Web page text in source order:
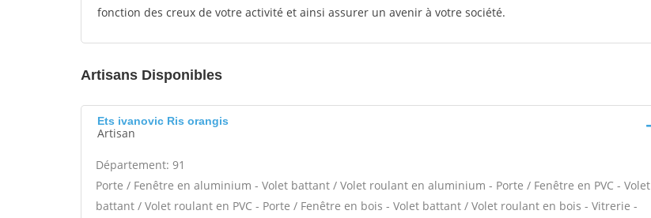
fonction des creux de votre activité et ainsi assurer un avenir à votre société.
Artisans Disponibles
Ets ivanovic Ris orangis
Artisan
Département: 91
Porte / Fenêtre en aluminium - Volet battant / Volet roulant en aluminium - Porte / Fenêtre en PVC - Volet
battant / Volet roulant en PVC - Porte / Fenêtre en bois - Volet battant / Volet roulant en bois - Vitrerie -